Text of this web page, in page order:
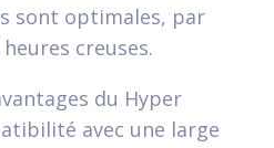
sont optimales, par
creuses.
du Hyper
avec une large